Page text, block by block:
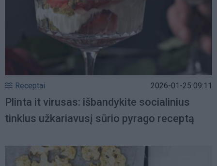
Receptai 2026-01-25 09:11
Plinta it virusas: išbandykite socialinius
tinklus užkariavusį sūrio pyrago receptą